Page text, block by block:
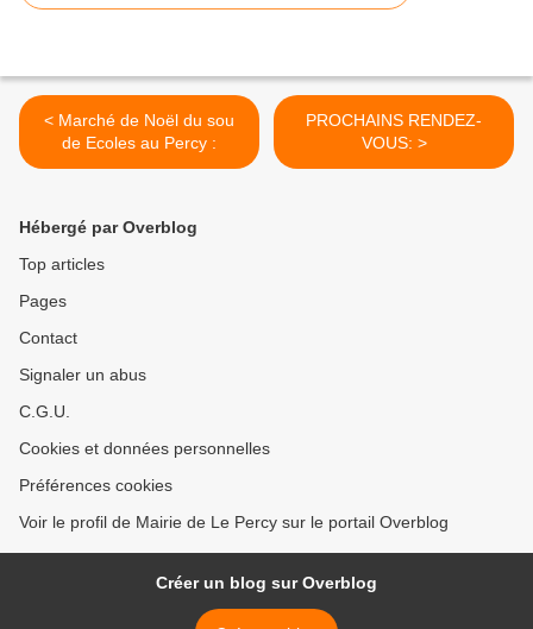
< Marché de Noël du sou
de Ecoles au Percy :
PROCHAINS RENDEZ-
VOUS: >
Hébergé par Overblog
Top articles
Pages
Contact
Signaler un abus
C.G.U.
Cookies et données personnelles
Préférences cookies
Voir le profil de Mairie de Le Percy sur le portail Overblog
Créer un blog sur Overblog